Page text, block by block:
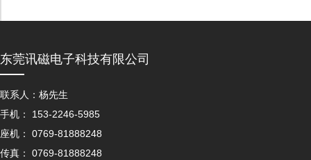
东莞讯磁电子科技有限公司
联系人：杨先生
手机： 153-2246-5985
座机： 0769-81888248
传真： 0769-81888248